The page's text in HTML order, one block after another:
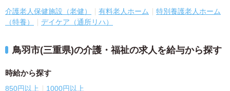
介護老人保健施設（老健） 有料老人ホーム
特別養護老人ホーム
（特養）
デイケア（通所リハ）
鳥羽市(三重県)の介護・福祉の求人を給与から探す
時給から探す
850円以上 1000円以上